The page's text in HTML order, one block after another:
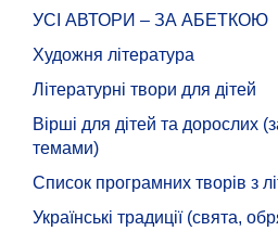
УСІ АВТОРИ – ЗА АБЕТКОЮ
Художня література
Літературні твори для дітей
Вірші для дітей та дорослих
темами)
Список програмних творів з
Українські традиції (свята,